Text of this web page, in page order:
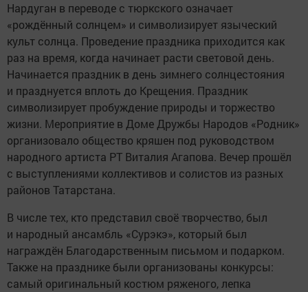
Нардуган в переводе с тюркского означает
«рождённый солнцем» и символизирует языческий
культ солнца. Проведение праздника приходится как
раз на время, когда начинает расти световой день.
Начинается праздник в день зимнего солнцестояния
и празднуется вплоть до Крещения. Праздник
символизирует пробуждение природы и торжество
жизни. Мероприятие в Доме Дружбы Народов «Родник»
организовало общество кряшен под руководством
народного артиста РТ Виталия Агапова. Вечер прошёл
с выступлениями коллективов и солистов из разных
районов Татарстана.
В числе тех, кто представил своё творчество, был
и народный ансамбль «Сурэкэ», который был
награждён Благодарственным письмом и подарком.
Также на празднике были организованы конкурсы:
самый оригинальный костюм ряженого, лепка